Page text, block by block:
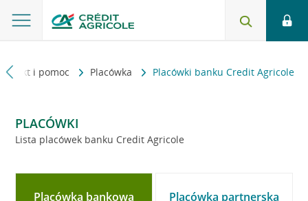
i pomoc Placówka Placówki banku Credit Agricole
PLACÓWKI
Lista placówek banku Credit Agricole
Placówka bankowa Placówka partnerska